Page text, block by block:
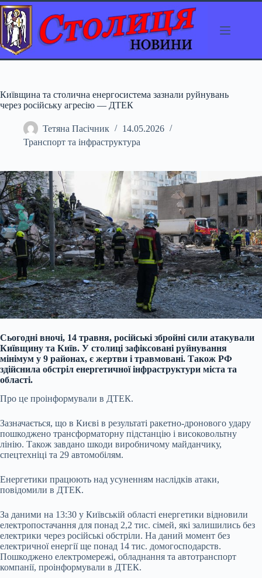
Перейти
до
вмісту
Київщина та столична енергосистема зазнали руйнувань
через російську агресію — ДТЕК
Тетяна Пасічник
14.05.2026
Транспорт та інфраструктура
Сьогодні вночі, 14 травня, російські збройні сили атакували
Київщину та Київ. У столиці зафіксовані руйнування
мінімум у 9 районах, є жертви і травмовані. Також РФ
здійснила обстріл енергетичної інфраструктури міста та
області.
Про це проінформували в ДТЕК.
Зазначається, що в Києві в результаті ракетно-дронового удару
пошкоджено трансформаторну підстанцію і високовольтну
лінію. Також завдано шкоди виробничому майданчику,
спецтехніці та 29 автомобілям.
Енергетики працюють над усуненням наслідків атаки,
повідомили в ДТЕК.
За даними на 13:30 у Київській області енергетики відновили
електропостачання для понад 2,2 тис. сімей, які залишились без
електрики через російські обстріли. На даний момент без
електричної енергії ще понад 14 тис. домогосподарств.
Пошкоджено електромережі, обладнання та автотранспорт
компанії, проінформували в ДТЕК.